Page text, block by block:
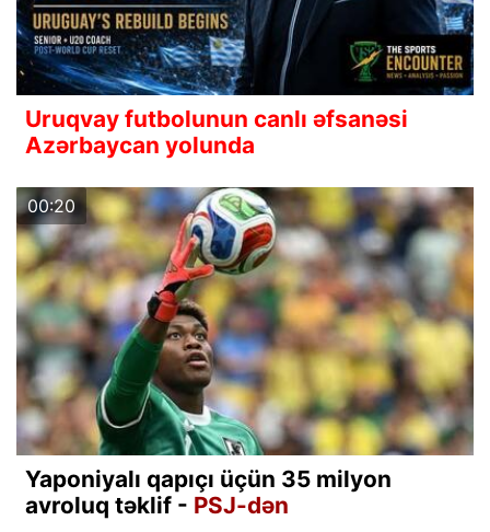
Uruqvay futbolunun canlı əfsanəsi
Azərbaycan yolunda
00:20
Yaponiyalı qapıçı üçün 35 milyon
avroluq təklif - PSJ-dən